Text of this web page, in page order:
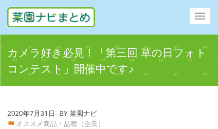
カメラ好き必見！「第三回 草の日フォト
コンテスト」開催中です♪
2020年7月31日- BY 菜園ナビ
オススメ商品・品種（企業）